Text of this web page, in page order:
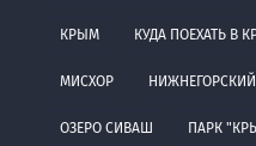
КРЫМ КУДА ПОЕХАТЬ В
МИСХОР НИЖНЕГОРСКИЙ
ОЗЕРО СИВАШ ПАРК